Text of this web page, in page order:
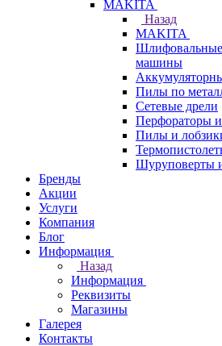
МAKITA
Назад
МAKITA
машины
Пилы по
Сетевые дрели
Перфораторы
Пилы и
Шуруповерты
Бренды
Акции
Услуги
Компания
Блог
Информация
Назад
Информация
Реквизиты
Магазины
Галерея
Контакты